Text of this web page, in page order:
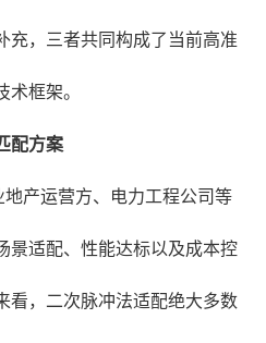
充，三者共同构成了当前高准
术框架。
配方案
产运营方、电力工程公司等
景适配、性能达标以及成本控
看，二次脉冲法适配绝大多数